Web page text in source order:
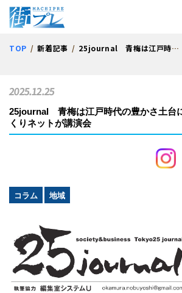
街プレ -東京
TOP 新着記事 25journal 青梅は江戸時代の豊かさ土台に発展 青梅まちづくりネットが講演会
25journal 青梅は江戸時代の豊かさ土台
くりネットが講演会
コラム 地域
2025.12.25